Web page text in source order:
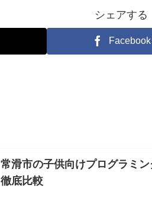
シェアする
Facebook
常滑市の子供向けプログラミ
徹底比較